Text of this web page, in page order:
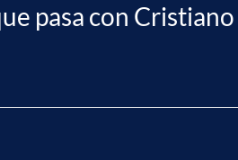
pasa con